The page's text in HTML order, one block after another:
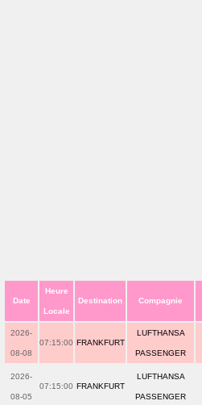
Date
Heure
Locale
Destination Compagnie
2026-
08-08
07:15:00 FRANKFURT
LUFTHANSA
PASSENGER
2026-
08-05
07:15:00 FRANKFURT
LUFTHANSA
PASSENGER